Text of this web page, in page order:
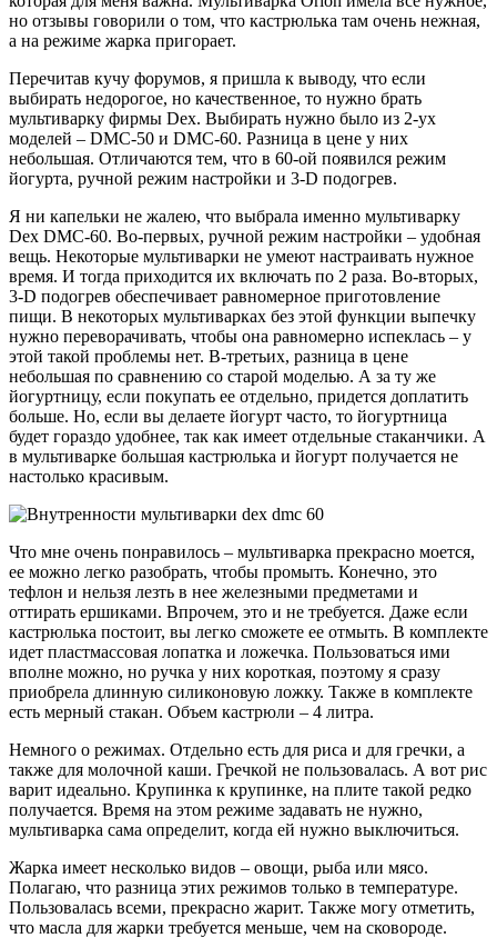
но отзывы говорили о том, что кастрюлька там очень нежная,
а на режиме жарка пригорает.
Перечитав кучу форумов, я пришла к выводу, что если
выбирать недорогое, но качественное, то нужно брать
мультиварку фирмы Dex. Выбирать нужно было из 2-ух
моделей – DMC-50 и DMC-60. Разница в цене у них
небольшая. Отличаются тем, что в 60-ой появился режим
йогурта, ручной режим настройки и 3-D подогрев.
Я ни капельки не жалею, что выбрала именно мультиварку
Dex DMC-60. Во-первых, ручной режим настройки – удобная
вещь. Некоторые мультиварки не умеют настраивать нужное
время. И тогда приходится их включать по 2 раза. Во-вторых,
3-D подогрев обеспечивает равномерное приготовление
пищи. В некоторых мультиварках без этой функции выпечку
нужно переворачивать, чтобы она равномерно испеклась – у
этой такой проблемы нет. В-третьих, разница в цене
небольшая по сравнению со старой моделью. А за ту же
йогуртницу, если покупать ее отдельно, придется доплатить
больше. Но, если вы делаете йогурт часто, то йогуртница
будет гораздо удобнее, так как имеет отдельные стаканчики. А
в мультиварке большая кастрюлька и йогурт получается не
настолько красивым.
Что мне очень понравилось – мультиварка прекрасно моется,
ее можно легко разобрать, чтобы промыть. Конечно, это
тефлон и нельзя лезть в нее железными предметами и
оттирать ершиками. Впрочем, это и не требуется. Даже если
кастрюлька постоит, вы легко сможете ее отмыть. В комплекте
идет пластмассовая лопатка и ложечка. Пользоваться ими
вполне можно, но ручка у них короткая, поэтому я сразу
приобрела длинную силиконовую ложку. Также в комплекте
есть мерный стакан. Объем кастрюли – 4 литра.
Немного о режимах. Отдельно есть для риса и для гречки, а
также для молочной каши. Гречкой не пользовалась. А вот рис
варит идеально. Крупинка к крупинке, на плите такой редко
получается. Время на этом режиме задавать не нужно,
мультиварка сама определит, когда ей нужно выключиться.
Жарка имеет несколько видов – овощи, рыба или мясо.
Полагаю, что разница этих режимов только в температуре.
Пользовалась всеми, прекрасно жарит. Также могу отметить,
что масла для жарки требуется меньше, чем на сковороде.